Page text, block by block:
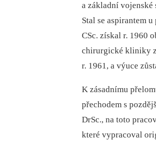
a základní
Stal se aspirantem
CSc. získal r. 1960
chirurgické kliniky
r. 1961, a výuce
K zásadnímu
přechodem s
DrSc., na toto
které vypracoval